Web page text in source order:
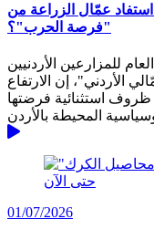
عمّال الزراعة من
"فرصة الحرب"؟
للمزارعين الأردنيين
الأردني"، إن الارتفاع
ظروف استثنائية فرضتها
01/07/2026